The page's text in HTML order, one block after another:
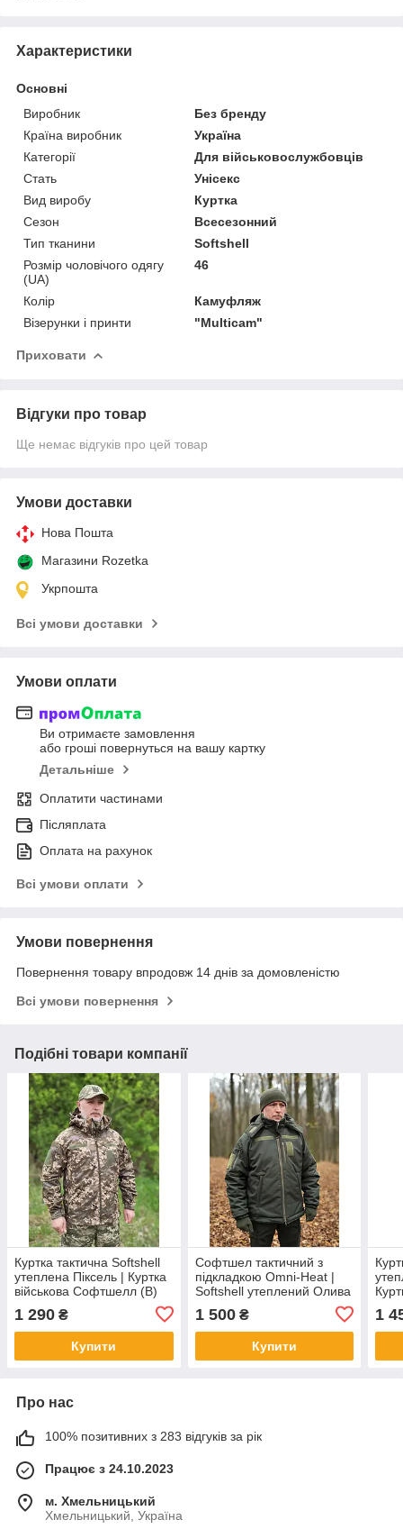
Характеристики
Основні
Виробник
Без бренду
Країна виробник
Україна
Категорії
Для військовослужбовців
Стать
Унісекс
Вид виробу
Куртка
Сезон
Всесезонний
Тип тканини
Softshell
Розмір чоловічого одягу
(UA)
46
Колір
Камуфляж
Візерунки і принти
"Multicam"
Приховати
Відгуки про товар
Ще немає відгуків про цей товар
Умови доставки
Нова Пошта
Магазини Rozetka
Укрпошта
Всі умови доставки
Умови оплати
Ви отримаєте замовлення
або гроші повернуться на вашу картку
Детальніше
Оплатити частинами
Післяплата
Оплата на рахунок
Всі умови оплати
Умови повернення
Повернення товару впродовж 14 днів за домовленістю
Всі умови повернення
Подібні товари компанії
Куртка тактична Softshell
утеплена Піксель | Куртка
військова Софтшелл (В)
1 290 ₴
Купити
Софтшел тактичний з
підкладкою Omni-Heat |
Softshell утеплений Олива
1 500₴
Купити
1
Про нас
100% позитивних з 283 відгуків за рік
Працює з 24.10.2023
м. Хмельницький
Хмельницький, Україна